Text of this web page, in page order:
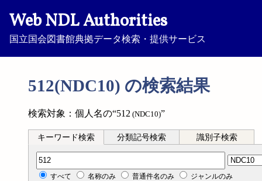
Web NDL Authorities
国立国会図書館典拠データ検索・提供サービス
512(NDC10) の検索結果
検索対象：個人名の“512 (NDC10)”
キーワード検索 分類記号検索 識別子検索
分類記号検索
すべて 名称のみ 普通件名のみ ジャンルのみ